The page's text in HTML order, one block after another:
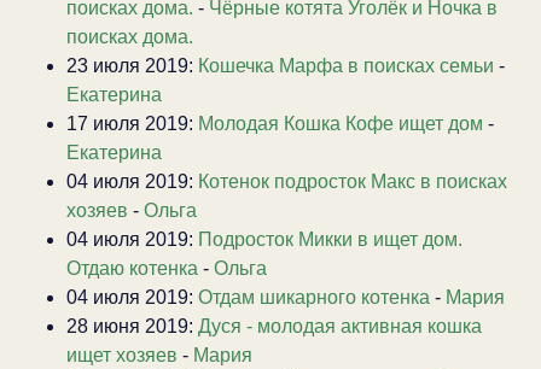
поисках дома. - Чёрные котята Уголёк и Ночка в
поисках дома.
23 июля 2019: Кошечка Марфа в поисках семьи -
Екатерина
17 июля 2019: Молодая Кошка Кофе ищет дом -
Екатерина
04 июля 2019: Котенок подросток Макс в поисках
хозяев - Ольга
04 июля 2019: Подросток Микки в ищет дом.
Отдаю котенка - Ольга
04 июля 2019: Отдам шикарного котенка - Мария
28 июня 2019: Дуся - молодая активная кошка
ищет хозяев - Мария